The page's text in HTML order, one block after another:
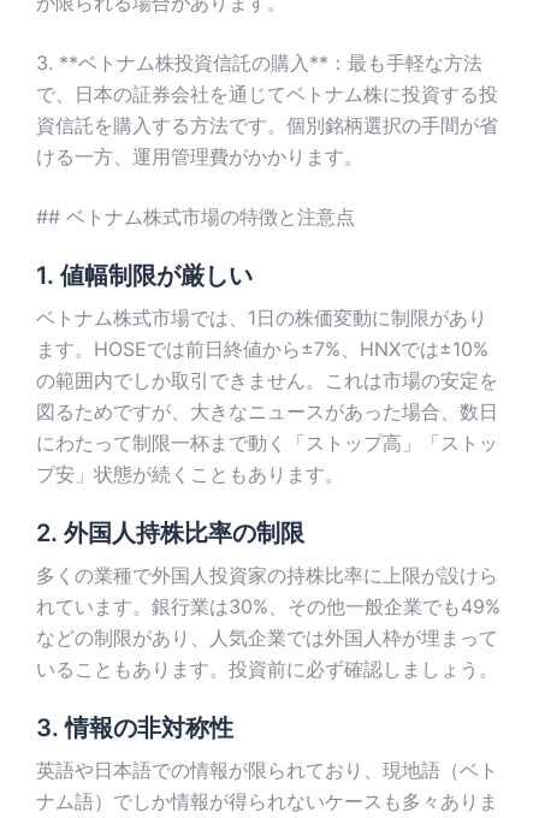
3. **ベトナム株投資信託の購入**：最も手軽な方法
で、日本の証券会社を通じてベトナム株に投資する投
資信託を購入する方法です。個別銘柄選択の手間が省
ける一方、運用管理費がかかります。
## ベトナム株式市場の特徴と注意点
1. 値幅制限が厳しい
ベトナム株式市場では、1日の株価変動に制限があり
ます。HOSEでは前日終値から±7%、HNXでは±10%
の範囲内でしか取引できません。これは市場の安定を
図るためですが、大きなニュースがあった場合、数日
にわたって制限一杯まで動く「ストップ高」「ストッ
プ安」状態が続くこともあります。
2. 外国人持株比率の制限
多くの業種で外国人投資家の持株比率に上限が設けら
れています。銀行業は30%、その他一般企業でも49%
などの制限があり、人気企業では外国人枠が埋まって
いることもあります。投資前に必ず確認しましょう。
3. 情報の非対称性
英語や日本語での情報が限られており、現地語（ベト
ナム語）でしか情報が得られないケースも多々ありま